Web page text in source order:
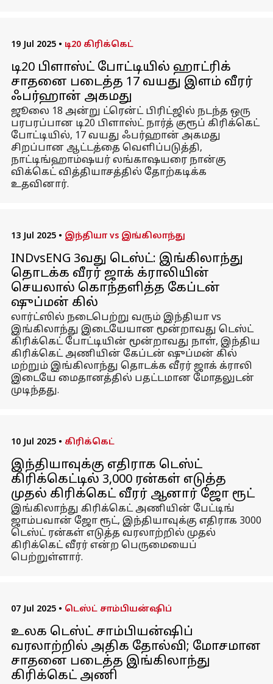
19 Jul 2025 • டி20 கிரிக்கெட்
டி20 பிளாஸ்ட் போட்டியில் ஹாட்ரிக்
சாதனை படைத்த 17 வயது இளம் வீரர்
ஃபர்ஹான் அகமது
ஜூலை 18 அன்று ட்ரென்ட் பிரிட்ஜில் நடந்த ஒரு
பரபரப்பான டி20 பிளாஸ்ட் நார்த் குரூப் கிரிக்கெட்
போட்டியில், 17 வயது ஃபர்ஹான் அகமது
சிறப்பான ஆட்டத்தை வெளிப்படுத்தி,
நாட்டிங்ஹாம்ஷயர் லங்காஷயரை நான்கு
விக்கெட் வித்தியாசத்தில் தோற்கடிக்க
உதவினார்.
13 Jul 2025 • இந்தியா vs இங்கிலாந்து
INDvsENG 3வது டெஸ்ட்: இங்கிலாந்து
தொடக்க வீரர் ஜாக் க்ராலியின்
செயலால் கொந்தளித்த கேப்டன்
ஷுப்மன் கில்
லார்ட்ஸில் நடைபெற்று வரும் இந்தியா vs
இங்கிலாந்து இடையேயான மூன்றாவது டெஸ்ட்
கிரிக்கெட் போட்டியின் மூன்றாவது நாள், இந்திய
கிரிக்கெட் அணியின் கேப்டன் ஷுப்மன் கில்
மற்றும் இங்கிலாந்து தொடக்க வீரர் ஜாக் க்ராலி
இடையே மைதானத்தில் பதட்டமான மோதலுடன்
முடிந்தது.
10 Jul 2025 • கிரிக்கெட்
இந்தியாவுக்கு எதிராக டெஸ்ட்
கிரிக்கெட்டில் 3,000 ரன்கள் எடுத்த
முதல் கிரிக்கெட் வீரர் ஆனார் ஜோ ரூட்
இங்கிலாந்து கிரிக்கெட் அணியின் பேட்டிங்
ஜாம்பவான் ஜோ ரூட், இந்தியாவுக்கு எதிராக 3000
டெஸ்ட் ரன்கள் எடுத்த வரலாற்றில் முதல்
கிரிக்கெட் வீரர் என்ற பெருமையைப்
பெற்றுள்ளார்.
07 Jul 2025 • டெஸ்ட் சாம்பியன்ஷிப்
உலக டெஸ்ட் சாம்பியன்ஷிப்
வரலாற்றில் அதிக தோல்வி; மோசமான
சாதனை படைத்த இங்கிலாந்து
கிரிக்கெட் அணி